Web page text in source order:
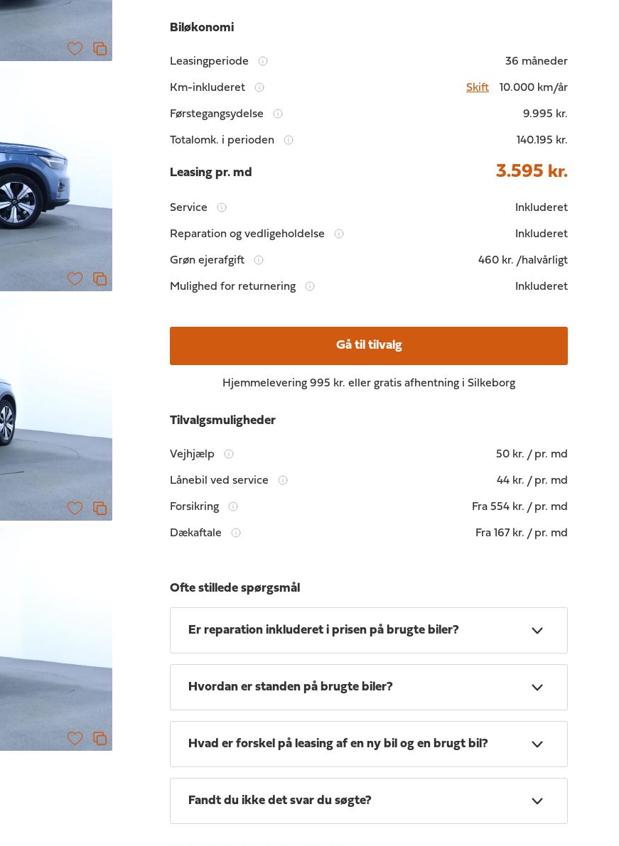
Biløkonomi
Leasingperiode 36 måneder
Km-inkluderet Skift 10.000 km/år
Førstegangsydelse 9.995 kr.
Totalomk. i perioden 140.195 kr.
Leasing pr. md 3.595 kr.
Service Inkluderet
Reparation og vedligeholdelse Inkluderet
Grøn ejerafgift 460 kr. /halvårligt
Mulighed for returnering Inkluderet
Gå til tilvalg
Hjemmelevering 995 kr. eller gratis afhentning i Silkeborg
Tilvalgsmuligheder
Vejhjælp 50 kr. / pr. md
Lånebil ved service 44 kr. / pr. md
Forsikring Fra 554 kr. / pr. md
Dækaftale Fra 167 kr. / pr. md
Ofte stillede spørgsmål
Er reparation inkluderet i prisen på brugte biler?
Hvordan er standen på brugte biler?
Hvad er forskel på leasing af en ny bil og en brugt bil?
Fandt du ikke det svar du søgte?